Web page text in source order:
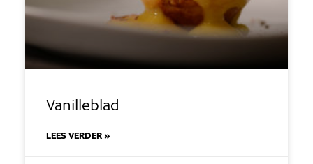
Vanilleblad
LEES VERDER »